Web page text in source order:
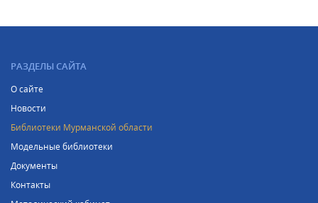
РАЗДЕЛЫ САЙТА
О сайте
Новости
Библиотеки Мурманской области
Модельные библиотеки
Документы
Контакты